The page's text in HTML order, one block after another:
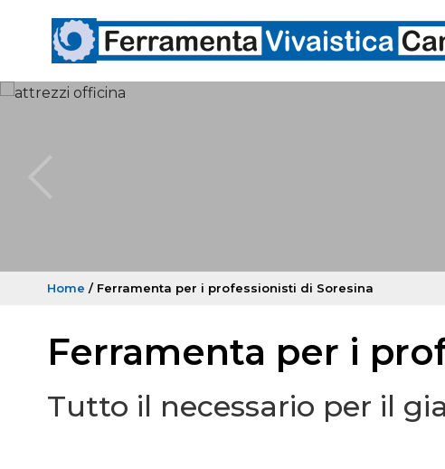
Home / Ferramenta per i professionisti di Soresina
Ferramenta per i
Tutto il necessario per il